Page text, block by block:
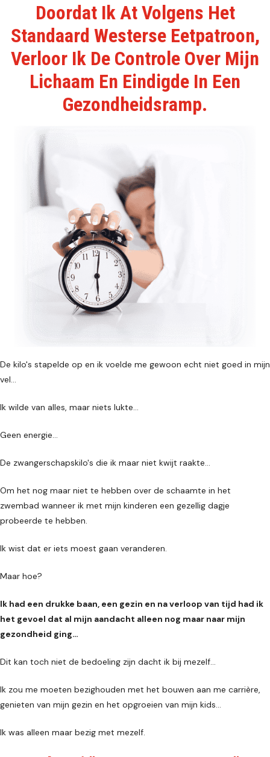
Doordat Ik At Volgens Het
Standaard Westerse Eetpatroon,
Verloor Ik De Controle Over Mijn
Lichaam En Eindigde In Een
Gezondheidsramp.
De kilo's stapelde op en ik voelde me gewoon echt niet goed in mijn
vel…
Ik wilde van alles, maar niets lukte…
Geen energie…
De zwangerschapskilo's die ik maar niet kwijt raakte…
Om het nog maar niet te hebben over de schaamte in het
zwembad wanneer ik met mijn kinderen een gezellig dagje
probeerde te hebben.
Ik wist dat er iets moest gaan veranderen.
Maar hoe?
Ik had een drukke baan, een gezin en na verloop van tijd had ik
het gevoel dat al mijn aandacht alleen nog maar naar mijn
gezondheid ging…
Dit kan toch niet de bedoeling zijn dacht ik bij mezelf...
Ik zou me moeten bezighouden met het bouwen aan me carrière,
genieten van mijn gezin en het opgroeien van mijn kids...
Ik was alleen maar bezig met mezelf.